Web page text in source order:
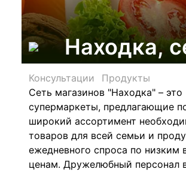
Находка,
Консультации
Продукты
Сеть магазинов "Находка" – это
супермаркеты, предлагающие
широкий ассортимент
товаров для всей семьи и
ежедневного спроса по низким
ценам. Дружелюбный персонал